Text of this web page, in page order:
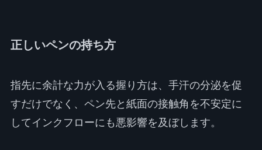
正しいペンの持ち方
指先に余計な力が入る握り方は、手汗の分泌を促
すだけでなく、ペン先と紙面の接触角を不安定に
してインクフローにも悪影響を及ぼします。